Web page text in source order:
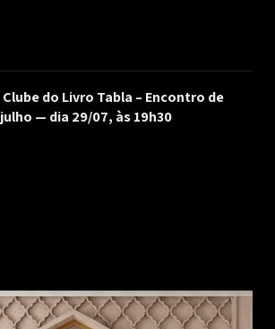
Clube do Livro Tabla – Encontro de
julho — dia 29/07, às 19h30